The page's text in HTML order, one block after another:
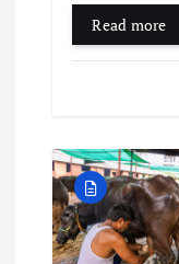
Read more